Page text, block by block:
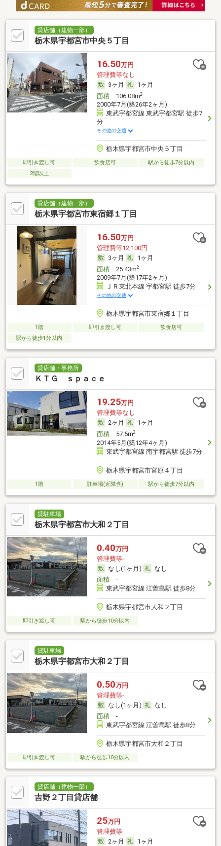
貸店舗（建物一部）
栃木県宇都宮市中央５丁目
16.50万円
管理費等なし
3ヶ月
1ヶ月
面積106.08m2
2000年7月(築26年2ヶ月)
東武宇都宮線 東武宇都宮駅 徒歩7
分
その他の交通
栃木県宇都宮市中央５丁目
即引き渡し可 飲食店可
駅から徒歩7分以内
2階以上
貸店舗（建物一部）
栃木県宇都宮市東宿郷１丁目
16.50万円
管理費等12,100円
3ヶ月
1ヶ月
面積25.43m2
2009年7月(築17年2ヶ月)
ＪＲ東北本線 宇都宮駅 徒歩7分
その他の交通
栃木県宇都宮市東宿郷１丁目
1階 即引き渡し可
飲食店可
駅から徒歩1分以内
貸店舗・事務所
ＫＴＧ ｓｐａｃｅ
19.25万円
管理費等なし
2ヶ月
1ヶ月
面積57.5m2
2014年5月(築12年4ヶ月)
東武宇都宮線 南宇都宮駅 徒歩7分
栃木県宇都宮市宮原４丁目
1階 駐車場(近隣含) 駅から徒歩7分以内
貸駐車場
栃木県宇都宮市大和２丁目
0.40万円
管理費等-
なし(1ヶ月)
なし
面積-
東武宇都宮線 江曽島駅 徒歩8分
栃木県宇都宮市大和２丁目
即引き渡し可 駅から徒歩10分以内
貸駐車場
栃木県宇都宮市大和２丁目
0.50万円
管理費等-
なし(1ヶ月)
なし
面積-
東武宇都宮線 江曽島駅 徒歩8分
栃木県宇都宮市大和２丁目
即引き渡し可 駅から徒歩10分以内
貸店舗（建物一部）
吉野２丁目貸店舗
25万円
管理費等-
2ヶ月
1ヶ月